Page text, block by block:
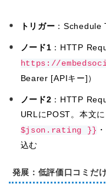
トリガー ：Schedule
ノード1 ：HTTP
https://
Bearer [APIキー]）
ノード2 ：HTTP
URLにPOST。本文に
$json.rating }} ・
込む
発展：低評価口コミだ